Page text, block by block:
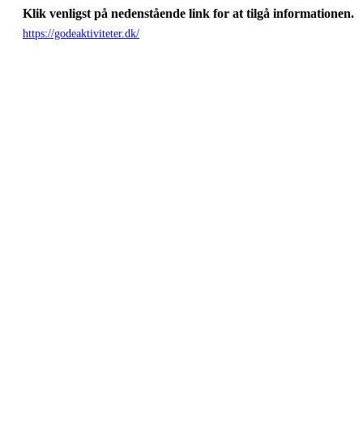
Klik venligst på nedenstående link for at tilgå informationen.
https://godeaktiviteter.dk/